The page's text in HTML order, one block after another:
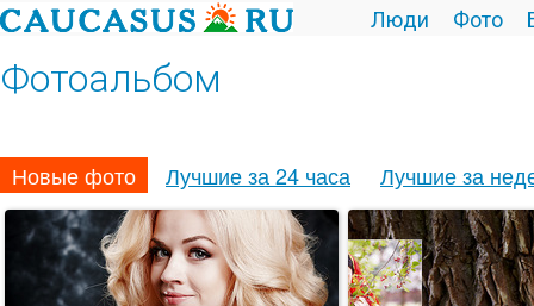
Люди Фото
Фотоальбом
Новые фото Лучшие за 24 часа Лучшие за